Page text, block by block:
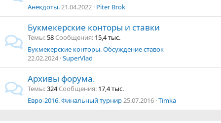
Анекдоты.21.04.2022 Piter Brok
Букмекерские конторы и ставки
Темы 58 Сообщения 15,4 тыс.
Букмекерские конторы. Обсуждение ставок
22.02.2024 SuperVlad
Архивы форума.
Темы 324 Сообщения 17,4 тыс.
Евро-2016. Финальный турнир25.07.2016 Timka